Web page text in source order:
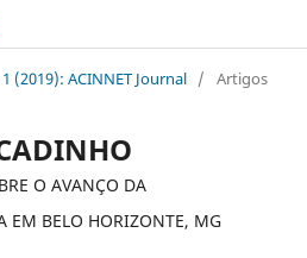
(2019): ACINNET Journal / Artigos
O AVANÇO DA
EM BELO HORIZONTE, MG